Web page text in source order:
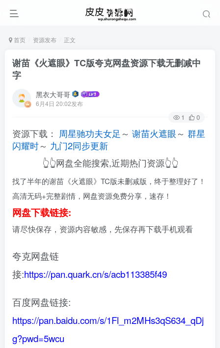
首页 资源发布 正文
谢苗《火遮眼》TC版夸克网盘资源下载无删减中
字
黑衣大哥哥
6月4日 20:02发布
1 0
资源下载： 周星驰功夫女足 ～ 谢苗火遮眼～ 群星
闪耀时～ 九门2同步更新
👆👆网盘全能搜索,近期热门资源👆👆
找了半年的谢苗《火遮眼》TC版未删减版，终于整理好了！
高清无码+完整剧情，网盘资源免费分享，速存！
网盘下载链接:
请尽快保存，资源内容敏感，先保存再下载手机观看
夸克网盘链
接:https://pan.quark.cn/s/acb113385f49
百度网盘链接:
https://pan.baidu.com/s/1Fl_m2MHs3qS634_qDj
g?pwd=5wcu